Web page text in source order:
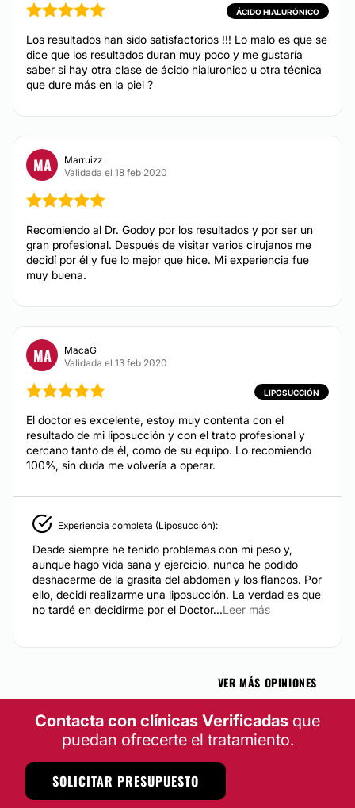
ÁCIDO HIALURÓNICO
Los resultados han sido satisfactorios !!! Lo malo es que se
dice que los resultados duran muy poco y me gustaría
saber si hay otra clase de ácido hialuronico u otra técnica
que dure más en la piel ?
MA
Marruizz
Validada el 18 feb 2020
Recomiendo al Dr. Godoy por los resultados y por ser un
gran profesional. Después de visitar varios cirujanos me
decidí por él y fue lo mejor que hice. Mi experiencia fue
muy buena.
MA
MacaG
Validada el 13 feb 2020
LIPOSUCCIÓN
El doctor es excelente, estoy muy contenta con el
resultado de mi liposucción y con el trato profesional y
cercano tanto de él, como de su equipo. Lo recomiendo
100%, sin duda me volvería a operar.
Experiencia completa (Liposucción):
Desde siempre he tenido problemas con mi peso y,
aunque hago vida sana y ejercicio, nunca he podido
deshacerme de la grasita del abdomen y los flancos. Por
ello, decidí realizarme una liposucción. La verdad es que
no tardé en decidirme por el Doctor...Leer más
VER MÁS OPINIONES
Contacta con clínicas Verificadas que
puedan ofrecerte el tratamiento.
SOLICITAR PRESUPUESTO